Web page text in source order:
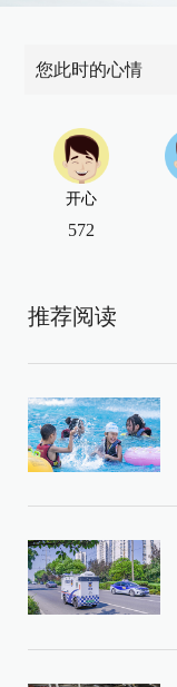
您此时的心情
开心
572
推荐阅读